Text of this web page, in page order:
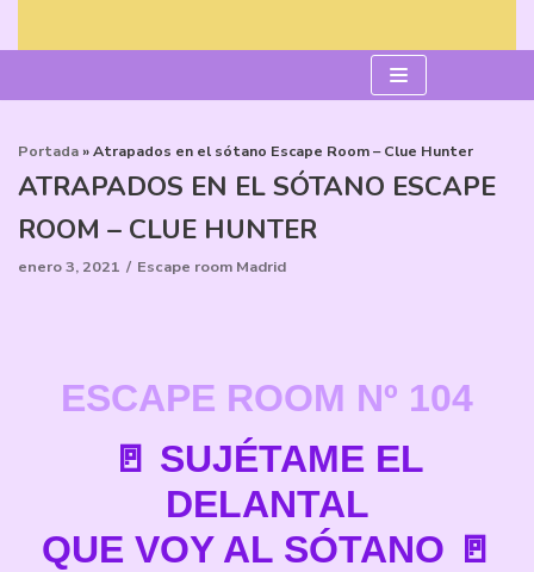
al
Portada »Atrapados en el sótano Escape Room – Clue Hunter
ATRAPADOS EN EL SÓTANO ESCAPE
ROOM – CLUE HUNTER
enero 3, 2021 Escape room Madrid
ESCAPE ROOM Nº 104
🚪 SUJÉTAME EL
DELANTAL
QUE VOY AL SÓTANO 🚪